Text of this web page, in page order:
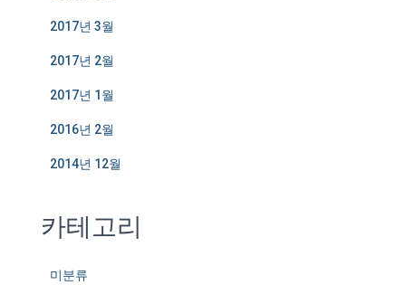
2017년 3월
2017년 2월
2017년 1월
2016년 2월
2014년 12월
카테고리
미분류